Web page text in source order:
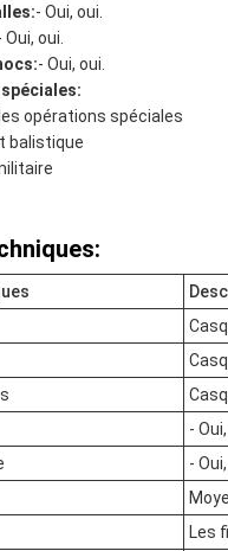
- Oui, oui.
Oui, oui.
- Oui, oui.
opérations spéciales
balistique
-
-
Les